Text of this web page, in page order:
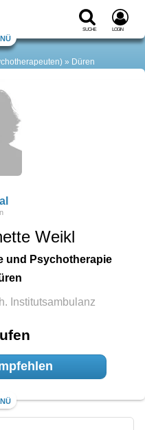
Suche Login
Düren
Weikl
und Psychotherapie
Institutsambulanz